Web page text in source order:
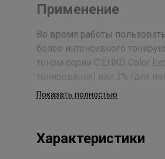
Применение
Во время работы
более интенсивного
тоном серии C:EHKO Color
тонирования) или 3% (для
С:ЕНКО Пероксан/ Peroxan) в
количестве нанести
время действия 15 минут,
Показать полностью
Характеристики